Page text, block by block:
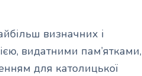
визначних і
видатними пам’ятками,
для католицької